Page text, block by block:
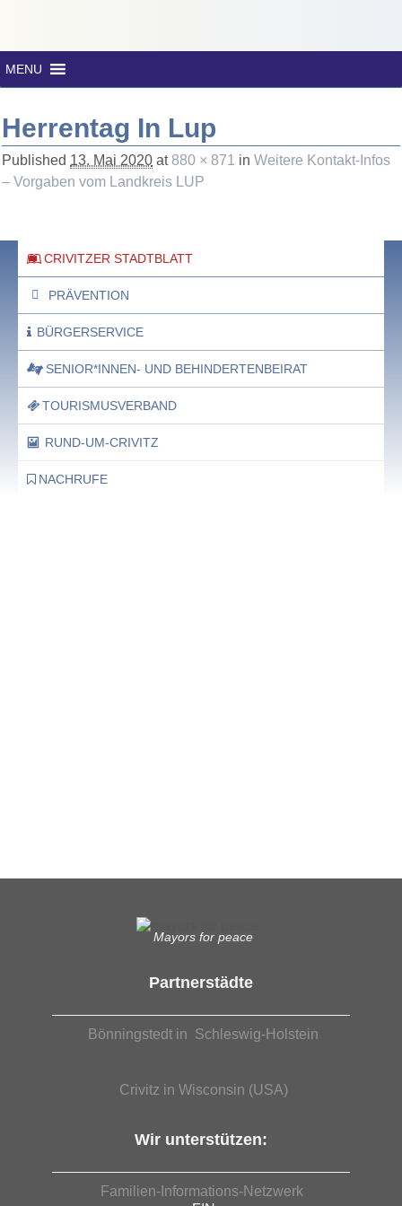
MENU
Herrentag In Lup
Published 13. Mai 2020 at880 × 871 in Weitere Kontakt-Infos
– Vorgaben vom Landkreis LUP
CRIVITZER STADTBLATT
PRÄVENTION
BÜRGERSERVICE
SENIOR*INNEN- UND BEHINDERTENBEIRAT
TOURISMUSVERBAND
RUND-UM-CRIVITZ
NACHRUFE
Mayors for peace
Partnerstädte
Bönningstedt in Schleswig-Holstein
Crivitz in Wisconsin (USA)
Wir unterstützen:
Familien-Informations-Netzwerk